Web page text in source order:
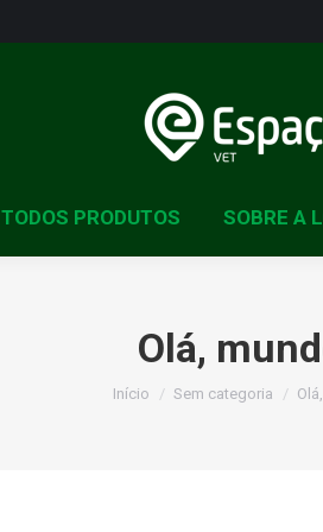
TODOS PRODUTOS SOBRE A
Olá,
Início Sem categoria
HOME